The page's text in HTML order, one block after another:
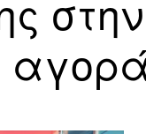
στην